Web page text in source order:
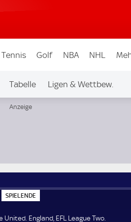
Tennis Golf NBA NHL
Tabelle Ligen & Wettbew.
SPIELENDE
P
E
England, EFL League Two.